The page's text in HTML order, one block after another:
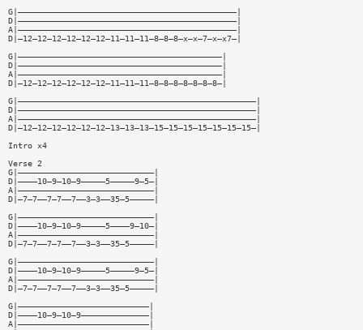
G|—————————————————————————————————————————————|
D|—————————————————————————————————————————————|
A|—————————————————————————————————————————————|
D|—12—12—12—12—12—12—11—11—11—8—8—8—x—x—7—x—x7—|
G|——————————————————————————————————————————|
D|——————————————————————————————————————————|
A|——————————————————————————————————————————|
D|—12—12—12—12—12—12—11—11—11—8—8—8—8—8—8—8—|
G|—————————————————————————————————————————————————|
D|—————————————————————————————————————————————————|
A|—————————————————————————————————————————————————|
D|—12—12—12—12—12—12—13—13—13—15—15—15—15—15—15—15—|
Intro x4
Verse 2
G|————————————————————————————|
D|————10—9—10—9—————5—————9—5—|
A|————————————————————————————|
D|—7—7——7—7——7——3—3——35—5—————|
G|————————————————————————————|
D|————10—9—10—9—————5————9—10—|
A|————————————————————————————|
D|—7—7——7—7——7——3—3——35—5—————|
G|————————————————————————————|
D|————10—9—10—9—————5—————9—5—|
A|————————————————————————————|
D|—7—7——7—7——7——3—3——35—5—————|
G|———————————————————————————|
D|————10—9—10—9——————————————|
A|———————————————————————————|